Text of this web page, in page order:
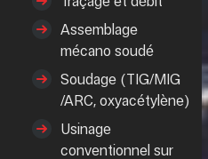
Assemblage
mécano soudé
Soudage (TIG/MIG
/ARC, oxyacétylène)
Usinage
conventionnel sur